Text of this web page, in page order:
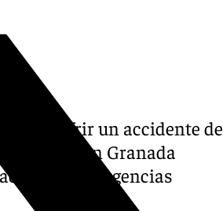
tras sufrir un accidente de
en Granada
de Emergencias